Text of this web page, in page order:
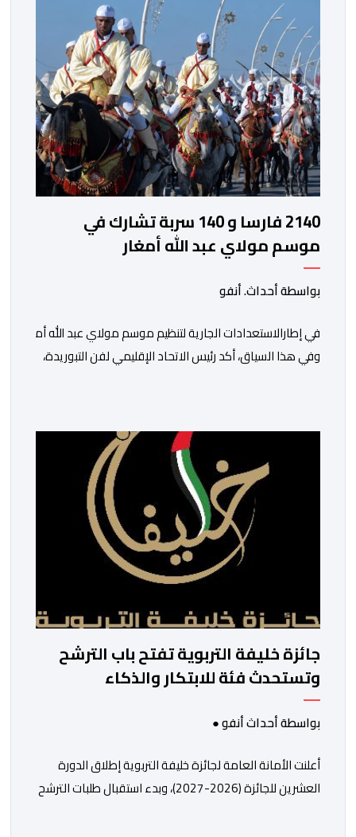
2140 فارسا و 140 سربة تشارك في
موسم مولاي عبد الله أمغار
بواسطة أحداث. أنفو
في إطارالاستعدادات الجارية لتنظيم موسم مولاي عبد الله
وفي هذا السياق، أكد رئيس الاتحاد الإقليمي لفن التبوريدة،
ولم تخل هذه الدورة من مؤشرات إيجابية على مستوى
وتبرز هذه الأرقام الحجم الكبير الذي باتت تعرفه
ومن المرتقب أن تعرف فعاليات الموسم إقبالا جماهيريا
واسعا،في ظل الشغف الكبير الذي يحظى به فن التبوريدة،
جائزة خليفة التربوية تفتح باب الترشح
وتستحدث فئة للابتكار والذكاء
الاصطناعي
بواسطة أحداث أنفو ●
أعلنت الأمانة العامة لجائزة خليفة التربوية إطلاق الدورة
العشرين للجائزة (2026-2027)، وبدء استقبال طلبات الترشح